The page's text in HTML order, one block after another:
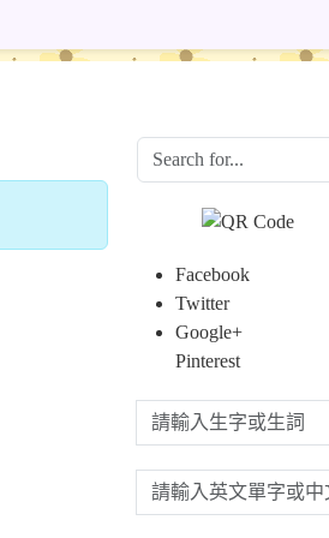
Facebook
Twitter
Google+
Pinterest
請輸入生字或生詞
請輸入英文單字或中文